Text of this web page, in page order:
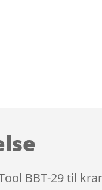
BBT-29 til